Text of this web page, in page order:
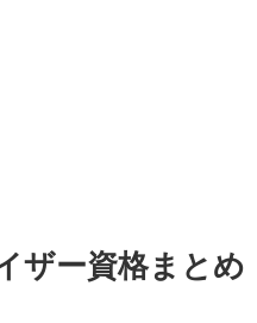
ザー資格まとめ